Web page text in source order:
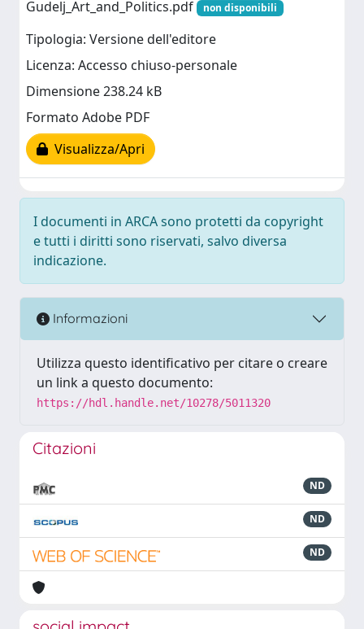
Gudelj_Art_and_Politics.pdf
non disponibili
Tipologia: Versione dell'editore
Licenza: Accesso chiuso-personale
Dimensione 238.24 kB
Formato Adobe PDF
Visualizza/Apri
I documenti in ARCA sono protetti da copyright
e tutti i diritti sono riservati, salvo diversa
indicazione.
Informazioni
Utilizza questo identificativo per citare o creare
un link a questo documento:
https://hdl.handle.net/10278/5011320
Citazioni
ND
ND
ND